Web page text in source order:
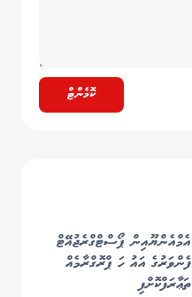
ކޮމެންޓް
އެމްއެންޔޫއިން ޕޯސްޓްގްރެޖުއޭޓް
ފެންވަރުގެ އައު ހަ ޕްރޮގްރާމެއް
ތަޢާރަފްކޮށްފި